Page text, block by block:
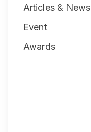
Articles & News
Event
Awards